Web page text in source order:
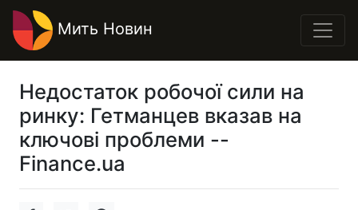
Мить Новин
Недостаток робочої сили на
ринку: Гетманцев вказав на
ключові проблеми --
Finance.ua